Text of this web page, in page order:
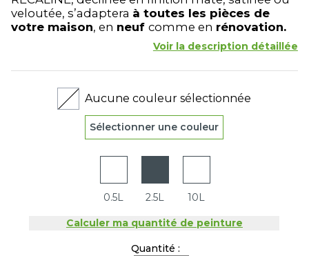
veloutée, s’adaptera à toutes les pièces de
votre maison, en neuf comme en rénovation.
Voir la description détaillée
Aucune couleur sélectionnée
Sélectionner une couleur
0.5L 2.5L 10L
Calculer ma quantité de peinture
Quantité :